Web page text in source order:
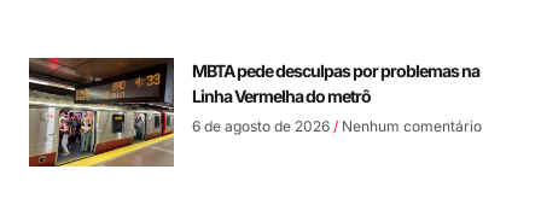
MBTA pede desculpas por problemas na
Linha Vermelha do metrô
6 de agosto de 2026 Nenhum comentário